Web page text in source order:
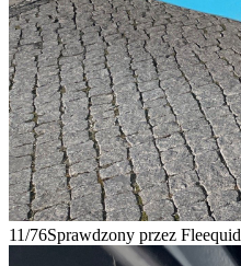
11/76Sprawdzony przez Fleequid